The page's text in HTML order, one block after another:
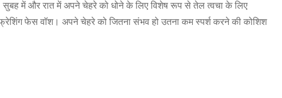
में और रात में अपने चेहरे को धोने के लिए विशेष रूप से तेल त्वचा के लिए
फेस वॉश। अपने चेहरे को जितना संभव हो उतना कम स्पर्श करने की कोशिश